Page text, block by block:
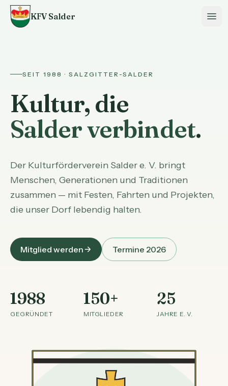
KFV Salder
SEIT 1988 · SALZGITTER-SALDER
Kultur, die
Salder verbindet.
Der Kulturförderverein Salder e. V. bringt
Menschen, Generationen und Traditionen
zusammen — mit Festen, Fahrten und Projekten,
die unser Dorf lebendig halten.
Mitglied werden Termine 2026
1988
GEGRÜNDET
150+
MITGLIEDER
25
JAHRE E. V.